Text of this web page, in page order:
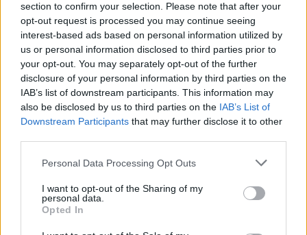
section to confirm your selection. Please note that after your
opt-out request is processed you may continue seeing
interest-based ads based on personal information utilized by
us or personal information disclosed to third parties prior to
your opt-out. You may separately opt-out of the further
disclosure of your personal information by third parties on the
IAB’s list of downstream participants. This information may
also be disclosed by us to third parties on the IAB’s List of
Downstream Participants that may further disclose it to other
Please note that this website/app uses one or more Google
not limited to your visit or usage behaviour. You may click to
grant or deny consent to Google and its third-party tags to
use your data for below specified purposes in below Google
consent section.
Personal Data Processing Opt Outs
I want to opt-out of the Sharing of my
personal data.
Opted In
Continua a leggere
NEWS E ATTUALITÀ